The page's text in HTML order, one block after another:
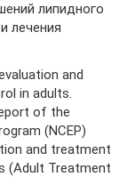
липидного
лечения
and
in adults.
of the
(NCEP)
and treatment
(Adult Treatment